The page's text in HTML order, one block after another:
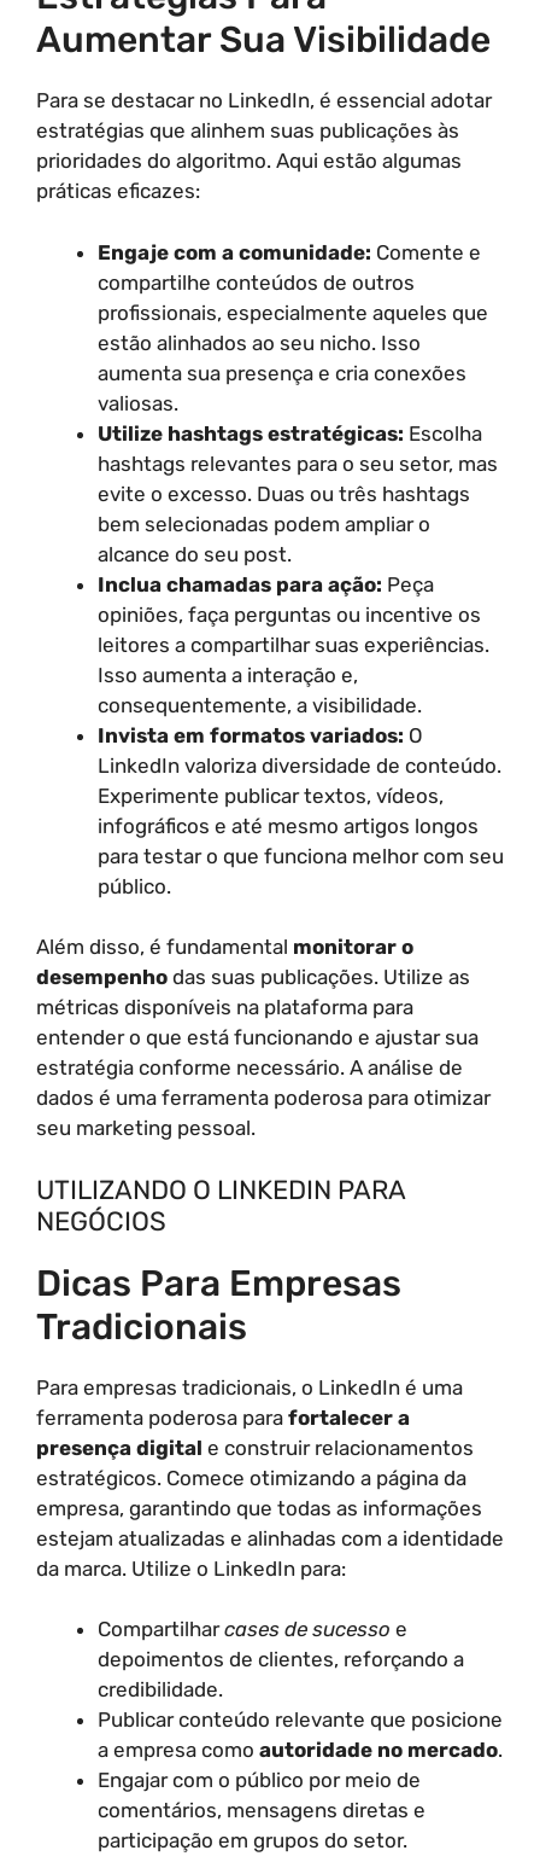
Aumentar Sua Visibilidade
Para se destacar no LinkedIn, é essencial adotar
estratégias que alinhem suas publicações às
prioridades do algoritmo. Aqui estão algumas
práticas eficazes:
Engaje com a comunidade: Comente e
compartilhe conteúdos de outros
profissionais, especialmente aqueles que
estão alinhados ao seu nicho. Isso
aumenta sua presença e cria conexões
valiosas.
Utilize hashtags estratégicas: Escolha
hashtags relevantes para o seu setor, mas
evite o excesso. Duas ou três hashtags
bem selecionadas podem ampliar o
alcance do seu post.
Inclua chamadas para ação: Peça
opiniões, faça perguntas ou incentive os
leitores a compartilhar suas experiências.
Isso aumenta a interação e,
consequentemente, a visibilidade.
Invista em formatos variados: O
LinkedIn valoriza diversidade de conteúdo.
Experimente publicar textos, vídeos,
infográficos e até mesmo artigos longos
para testar o que funciona melhor com seu
público.
Além disso, é fundamental monitorar o
desempenho das suas publicações. Utilize as
métricas disponíveis na plataforma para
entender o que está funcionando e ajustar sua
estratégia conforme necessário. A análise de
dados é uma ferramenta poderosa para otimizar
seu marketing pessoal.
UTILIZANDO O LINKEDIN PARA
NEGÓCIOS
Dicas Para Empresas
Tradicionais
Para empresas tradicionais, o LinkedIn é uma
ferramenta poderosa para fortalecer a
presença digital e construir relacionamentos
estratégicos. Comece otimizando a página da
empresa, garantindo que todas as informações
estejam atualizadas e alinhadas com a identidade
da marca. Utilize o LinkedIn para:
Compartilharcases de sucesso e
depoimentos de clientes, reforçando a
credibilidade.
Publicar conteúdo relevante que posicione
a empresa como autoridade no mercado.
Engajar com o público por meio de
comentários, mensagens diretas e
participação em grupos do setor.